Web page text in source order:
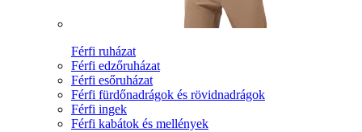
Férfi ruházat
Férfi edzőruházat
Férfi esőruházat
Férfi fürdőnadrágok és rövidnadrágok
Férfi ingek
Férfi kabátok és mellények